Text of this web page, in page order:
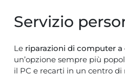
Servizio
Le riparazioni di computer
un’opzione sempre più
il PC e recarti in un centro di